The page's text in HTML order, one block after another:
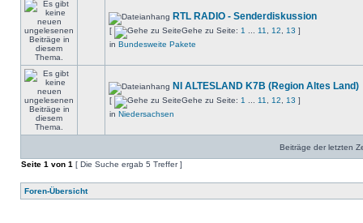
RTL RADIO - Senderdiskussion
[ Gehe zu Seite: 1 11 12 13 ]
in Bundesweite Pakete
NI ALTESLAND K7B (Region Altes Land)
[ Gehe zu Seite: 1 11 12 13 ]
in Niedersachsen
Beiträge der letzten
Seite 1 von 1 [ Die Suche ergab 5 Treffer ]
Foren-Übersicht